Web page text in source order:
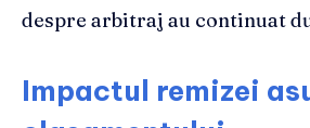
despre arbitraj au continuat
Impactul remizei